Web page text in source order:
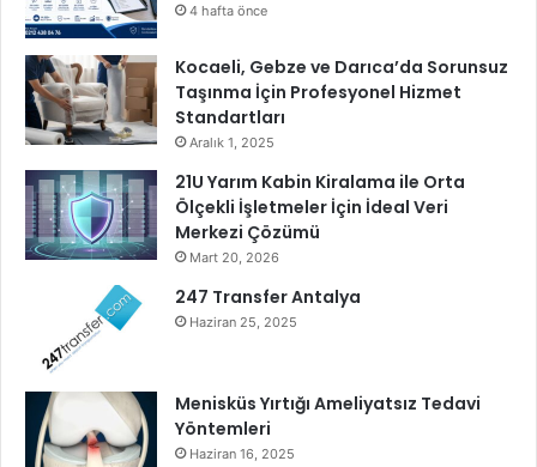
s
k
y
S
E
M
y
e
y
o
4 hafta önce
Kocaeli, Gebze ve Darıca’da Sorunsuz
Taşınma İçin Profesyonel Hizmet
Standartları
Aralık 1, 2025
21U Yarım Kabin Kiralama ile Orta
Ölçekli İşletmeler İçin İdeal Veri
Merkezi Çözümü
Mart 20, 2026
247 Transfer Antalya
Haziran 25, 2025
Menisküs Yırtığı Ameliyatsız Tedavi
Yöntemleri
Haziran 16, 2025